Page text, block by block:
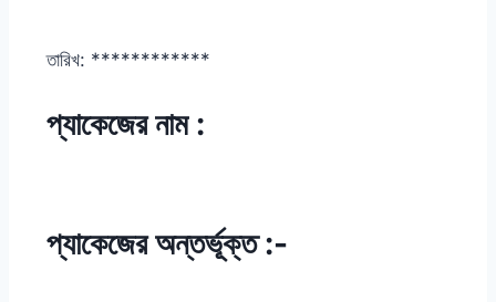
তারিখ: ************
প্যাকেজের নাম :
প্যাকেজের অন্তর্ভূক্ত :-